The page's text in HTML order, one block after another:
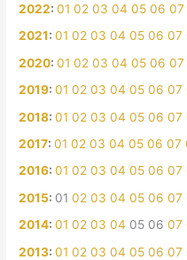
2022:01 02 03 04 05 06 07
2021:01 02 03 04 05 06 07
2020:01 02 03 04 05 06 07
2019:01 02 03 04 05 06 07
2018:01 02 03 04 05 06 07
2017:01 02 03 04 05 06 07
2016:01 02 03 04 05 06 07
2015: 01 02 03 04 05 06 07
2014:01 02 03 04 05 06 07
2013:01 02 03 04 05 06 07